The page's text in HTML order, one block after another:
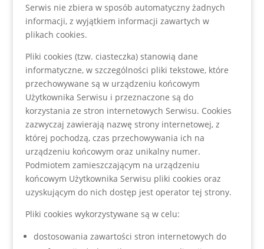
Serwis nie zbiera w sposób automatyczny żadnych
informacji, z wyjątkiem informacji zawartych w
plikach cookies.
Pliki cookies (tzw. ciasteczka) stanowią dane
informatyczne, w szczególności pliki tekstowe, które
przechowywane są w urządzeniu końcowym
Użytkownika Serwisu i przeznaczone są do
korzystania ze stron internetowych Serwisu. Cookies
zazwyczaj zawierają nazwę strony internetowej, z
której pochodzą, czas przechowywania ich na
urządzeniu końcowym oraz unikalny numer.
Podmiotem zamieszczającym na urządzeniu
końcowym Użytkownika Serwisu pliki cookies oraz
uzyskującym do nich dostęp jest operator tej strony.
Pliki cookies wykorzystywane są w celu:
dostosowania zawartości stron internetowych do